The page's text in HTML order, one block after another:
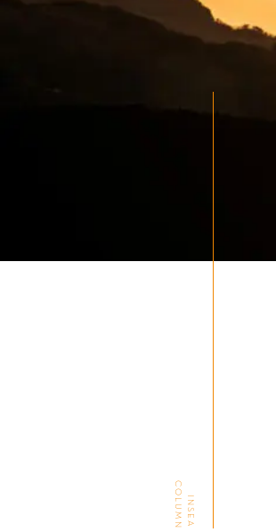
I
N
S
E
A
CO
L
U
M
N